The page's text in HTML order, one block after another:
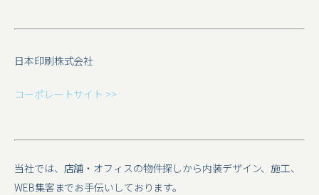
日本印刷株式会社
コーポレートサイト >>
当社では、店舗・オフィスの物件探しから内装デザイン、施工、
WEB集客までお手伝いしております。